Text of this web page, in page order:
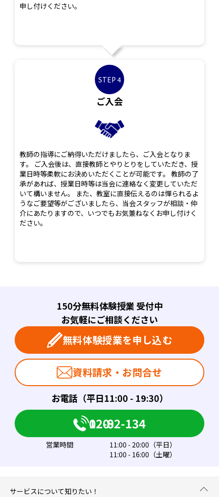
申し付けください。
STEP 4
ご入会
教師の指導にご納得いただけましたら、ご入会となりま
す。 ご入会後は、直接教師とやりとりをしていただき、授
業日時等柔軟にお決めいただくことが可能です。 教師の了
承があれば、授業日時等は当会に連絡なく変更していただ
いて構いません。 また、教室に直接伝えるのは憚られるよ
うなご要望等がございましたら、当会スタッフが相談・仲
介にあたりますので、いつでもお気兼ねなくお申し付けく
ださい。
お電話（平日11:00 - 19:30）
150分無料体験授業 受付中
お気軽にご相談ください
0120-082-134
無料体験授業を申し込む
営業時間
11:00 - 20:00（平日）
11:00 - 16:00（土曜）
資料請求・お問合せ
サービスについて知りたい！